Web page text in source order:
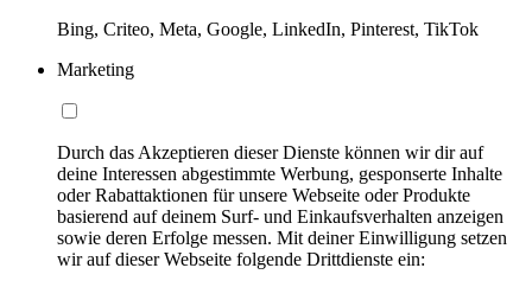
Bing, Criteo, Meta, Google, LinkedIn, Pinterest, TikTok
Marketing
Durch das Akzeptieren dieser Dienste können wir dir auf
deine Interessen abgestimmte Werbung, gesponserte Inhalte
oder Rabattaktionen für unsere Webseite oder Produkte
basierend auf deinem Surf- und Einkaufsverhalten anzeigen
sowie deren Erfolge messen. Mit deiner Einwilligung setzen
wir auf dieser Webseite folgende Drittdienste ein: